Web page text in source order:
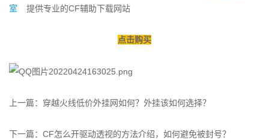
室
提供专业的CF辅助下载网站
点击购买
上一篇： 穿越火线低价外挂网如何？外挂该如何选择？
下一篇： CF怎么开驱动透视的方法介绍，如何避免被封号？